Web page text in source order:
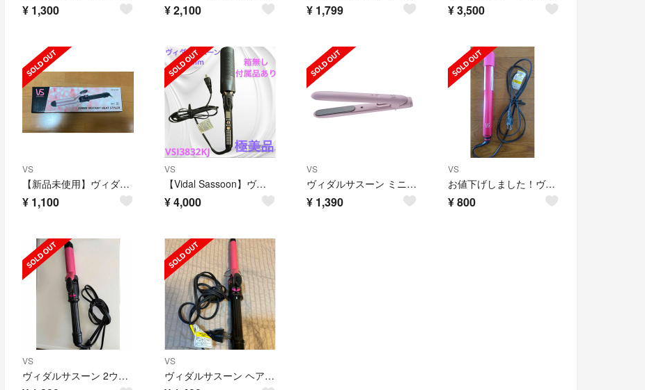
¥ 1,300 ¥2,100 ¥ 1,799 ¥3,500
VS
【新品未使用】ヴィダルサスーン カールアイロン (パイプ径 32mm) ピンク
¥ 1,100
VS
【Vidal Sassoon】ヴィダルサスーンカールアイロン 38mm ブラック
¥4,000
VS
ヴィダルサスーン ミニヘアアイロン
¥ 1,390
VS
お値下げしました！ヴィダルサスーン ヘアアイロン ピンク
¥800
VS
ヴィダルサスーン 2ウェイヘアアイロン VSI-3271／PJ(1台)
VS
ヴィダルサスーン ヘアコテ ヘアアイロン カールアイロン 19mm